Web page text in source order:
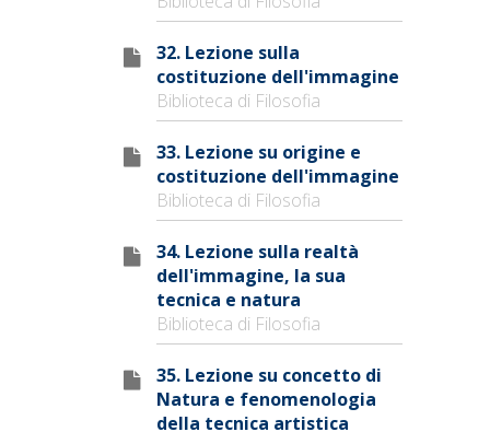
32. Lezione sulla
costituzione dell'immagine
Biblioteca di Filosofia
33. Lezione su origine e
costituzione dell'immagine
Biblioteca di Filosofia
34. Lezione sulla realtà
dell'immagine, la sua
tecnica e natura
Biblioteca di Filosofia
35. Lezione su concetto di
Natura e fenomenologia
della tecnica artistica